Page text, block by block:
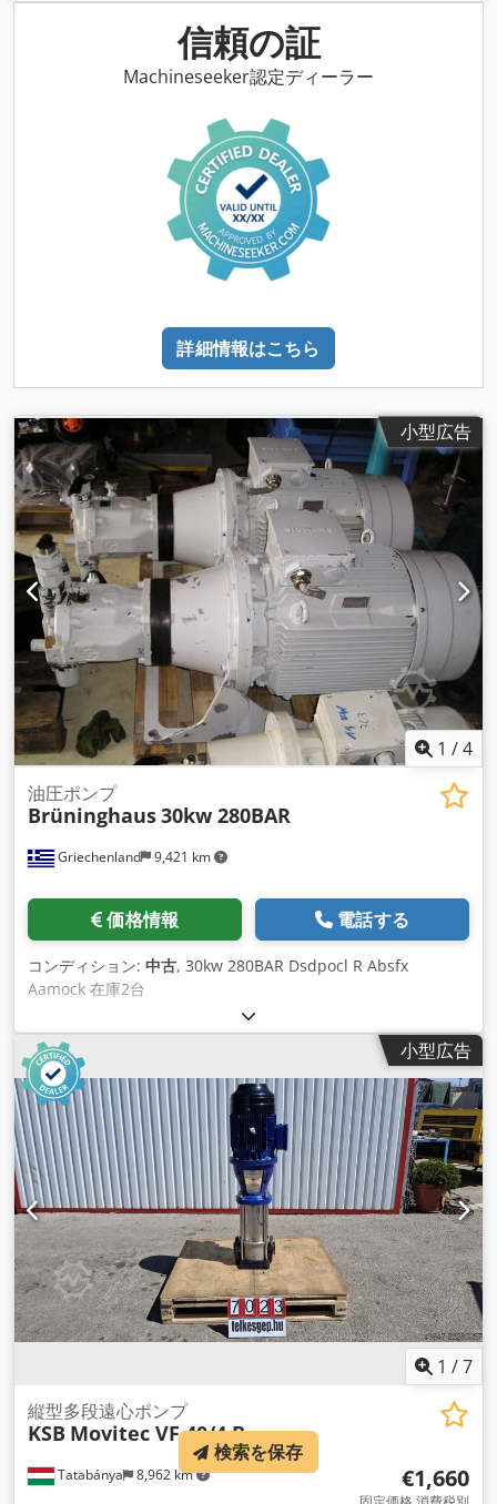
信頼の証
Machineseeker認定ディーラー
詳細情報はこちら
小型広告
1 /4
Griechenland 9,421 km
油圧ポンプ
Brüninghaus30kw 280BAR
価格情報 電話する
コンディション: 中古, 30kw 280BAR Dsdpocl R Absfx
Aamock 在庫2台
小型広告
1 /7
Tatabánya 8,962 km
縦型多段遠心ポンプ
KSB Movitec VF 40/4 B
€1,660
検索を保存